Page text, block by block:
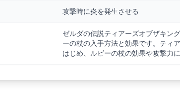
攻撃時に炎を発生させる
ゼルダの伝説ティアーズオブザキン
ーの杖の入手方法と効果です。ティ
はじめ、ルビーの杖の効果や攻撃力